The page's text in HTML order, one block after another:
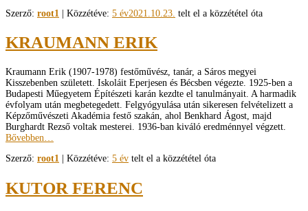
Szerző: root1 | Közzétéve: 5 év2021.10.23. telt el a közzététel óta
KRAUMANN ERIK
Kraumann Erik (1907-1978) festőművész, tanár, a Sáros megyei
Kisszebenben született. Iskoláit Eperjesen és Bécsben végezte. 1925­-ben a
Budapesti Műegyetem Építészeti karán kezdte el tanulmányait. A harmadik
évfolyam után megbetegedett. Felgyógyulása után sikeresen felvételizett a
Képzőművészeti Akadémia festő­ szakán, ahol Benkhard Ágost, majd
Burghardt Rezső voltak mesterei. 1936-ban kiváló eredménnyel végzett.
Bővebben…
Szerző: root1 | Közzétéve: 5 év telt el a közzététel óta
KUTOR FERENC